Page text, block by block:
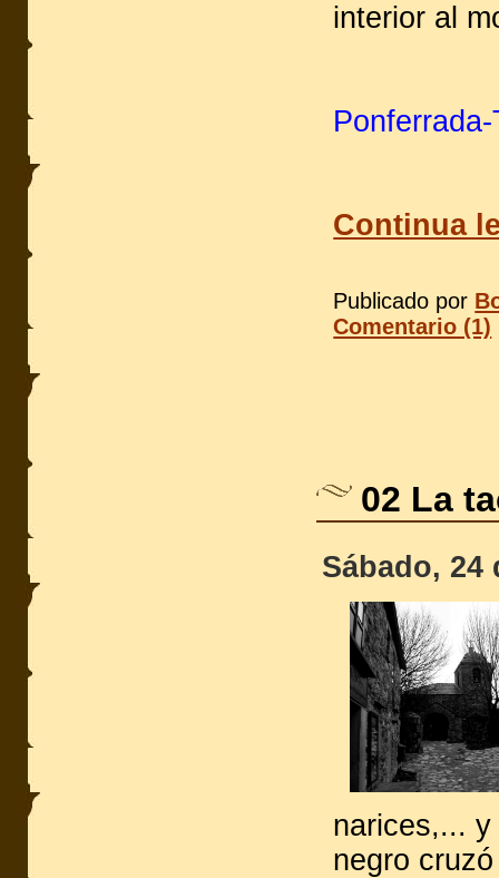
interior al
Continua
Publicado por
Comentario (1)
02 La
Sábado, 24
narices,...
negro